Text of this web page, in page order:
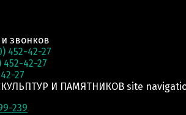
звонков
452-42-27
452-42-27
27
И ПАМЯТНИКОВ site
239